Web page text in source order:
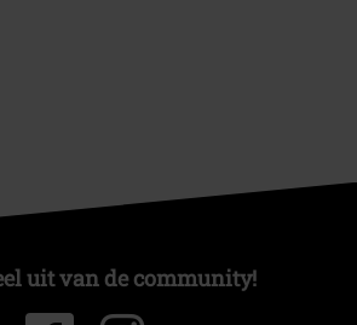
uit van de community!